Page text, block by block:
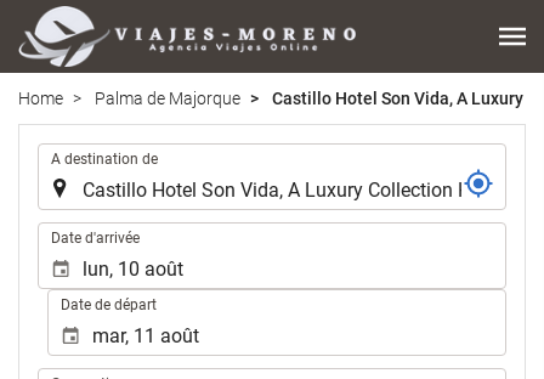
Home Palma de Majorque Castillo Hotel Son Vida, A Luxury
A destination de
Date d'arrivée
Date de départ